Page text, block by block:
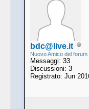
bdc@live.it
Nuovo Amico del forum
Messaggi: 33
Discussioni: 3
Registrato: Jun